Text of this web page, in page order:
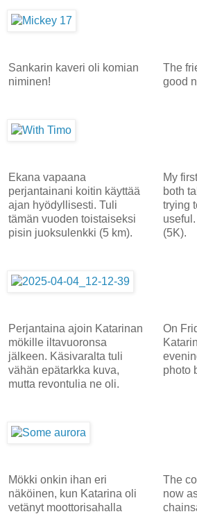
Sankarin kaveri oli komian
niminen!
The
good
Ekana vapaana
perjantainani koitin käyttää
ajan hyödyllisesti. Tuli
tämän vuoden toistaiseksi
pisin juoksulenkki (5 km).
My
both
trying
(5K).
Perjantaina ajoin Katarinan
mökille iltavuoronsa
jälkeen. Käsivaralta tuli
vähän epätarkka kuva,
mutta revontulia ne oli.
On
photo
Mökki onkin ihan eri
näköinen, kun Katarina oli
vetänyt moottorisahalla
The
now